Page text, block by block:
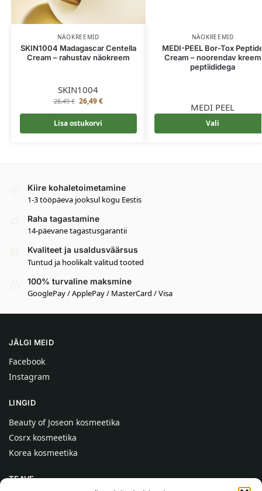
NÄOKREEMID
SKIN1004 Madagascar Centella
Cream – rahustav näokreem
SKIN1004
28,49€ 26,49€
Lisa ostukorvi
NÄOKREEMID
MEDI-PEEL Bor-Tox
Cream – noorendav kreem
peptiididega
MEDI PEEL
Vali
Kiire kohaletoimetamine
1-3 tööpäeva jooksul kogu Eestis
Raha tagastamine
14-päevane tagastusgarantii
Kvaliteet ja usaldusväärsus
Tuntud ja hoolikalt valitud tooted
100% turvaline maksmine
GooglePay / ApplePay / MasterCard / Visa
JÄLGI MEID
Facebook
Instagram
LINGID
Beauty of Joseon kosmeetika
Cosrx kosmeetika
Korea kosmeetika
TEAVE